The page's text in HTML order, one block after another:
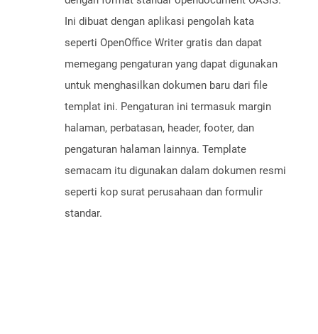
Ini dibuat dengan aplikasi pengolah kata
seperti OpenOffice Writer gratis dan dapat
memegang pengaturan yang dapat digunakan
untuk menghasilkan dokumen baru dari file
templat ini. Pengaturan ini termasuk margin
halaman, perbatasan, header, footer, dan
pengaturan halaman lainnya. Template
semacam itu digunakan dalam dokumen resmi
seperti kop surat perusahaan dan formulir
standar.